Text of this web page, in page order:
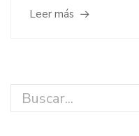
Leer más